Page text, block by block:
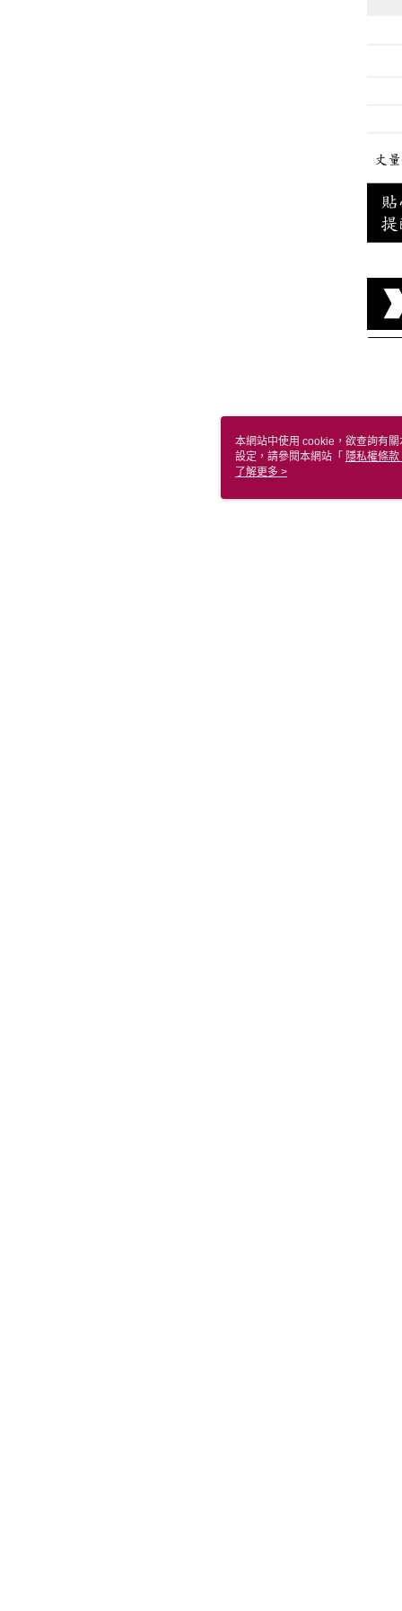
本網站中使用 cookie，欲查詢有
設定，請參閱本網站「 隱私權條款
使用 cookie。
了解更多 >